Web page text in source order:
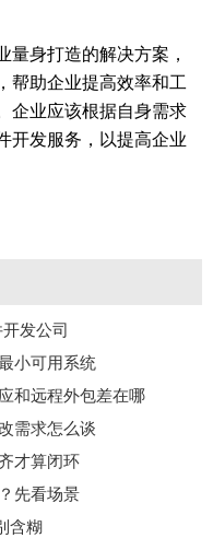
量身打造的解决方案，
帮助企业提高效率和工
企业应该根据自身需求
开发服务，以提高企业
发公司
小可用系统
和远程外包差在哪
需求怎么谈
才算闭环
先看场景
含糊